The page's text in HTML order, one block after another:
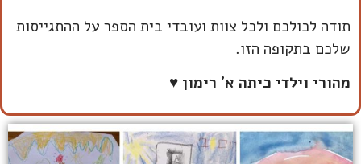
תודה לכולכם ולכל צוות ועובדי בית הספר על ההתגייסות
שלכם בתקופה הזו.
מהורי וילדי כיתה א' רימון ♥️